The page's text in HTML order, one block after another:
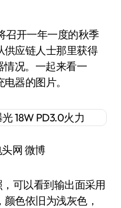
供应链人士那里获得
情况。一起来看一
器的图片。
网 微博
可以看到输出面采用
色依旧为浅灰色，